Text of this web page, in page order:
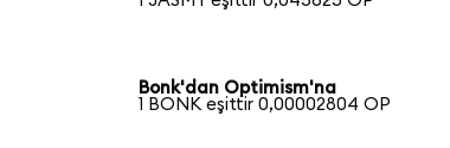
Bonk'dan Optimism'na
1 BONK eşittir 0,00002804 OP